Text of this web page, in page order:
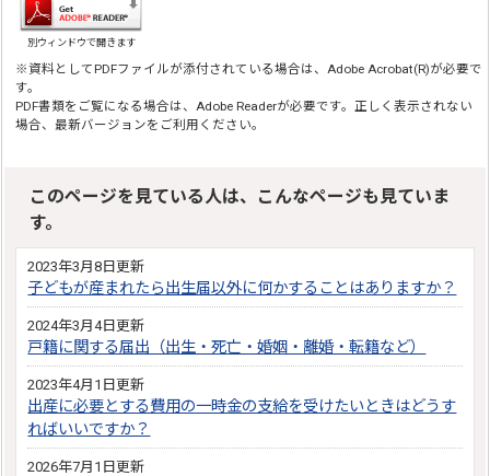
別ウィンドウで開きます
※資料としてPDFファイルが添付されている場合は、Adobe Acrobat(R)が必要で
す。
PDF書類をご覧になる場合は、Adobe Readerが必要です。正しく表示されない
場合、最新バージョンをご利用ください。
このページを見ている人は、こんなページも見ていま
す。
2023年3月8日更新
子どもが産まれたら出生届以外に何かすることはありますか？
2024年3月4日更新
戸籍に関する届出（出生・死亡・婚姻・離婚・転籍など）
2023年4月1日更新
出産に必要とする費用の一時金の支給を受けたいときはどうす
ればいいですか？
2026年7月1日更新